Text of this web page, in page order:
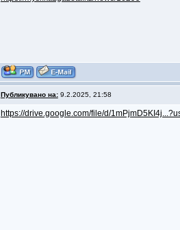
Публикувано на:9.2.2025, 21:58
https://drive.google.com/file/d/